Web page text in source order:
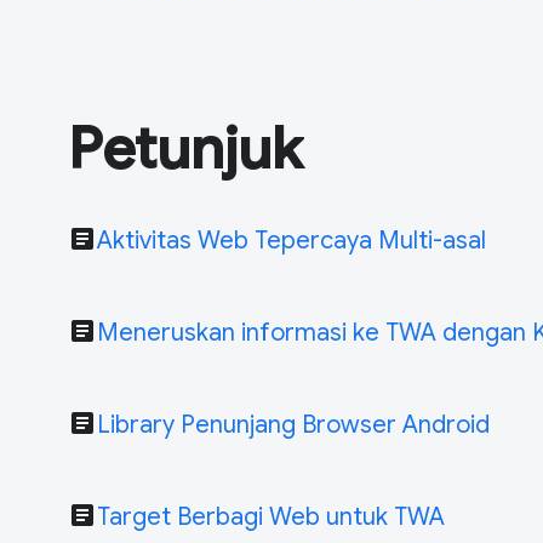
Petunjuk
articleAktivitas Web Tepercaya Multi-asal
article Meneruskan informasi ke TWA dengan
article Library Penunjang Browser Android
articleTarget Berbagi Web untuk TWA